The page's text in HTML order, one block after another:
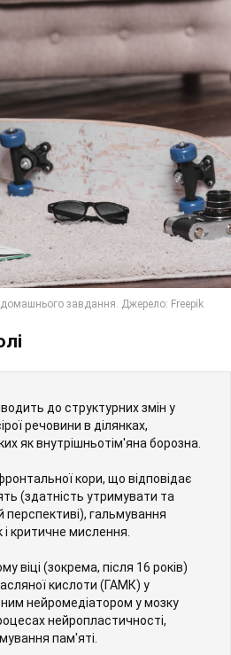
до структурних змін у
речовини в ділянках,
як внутрішньотім'яна борозна.
кори, що відповідає
(здатність утримувати та
перспективі), гальмування
критичне мислення.
віці (зокрема, після 16 років)
кислоти (ГАМК) у
нейромедіатором у мозку
нейропластичності,
пам'яті.